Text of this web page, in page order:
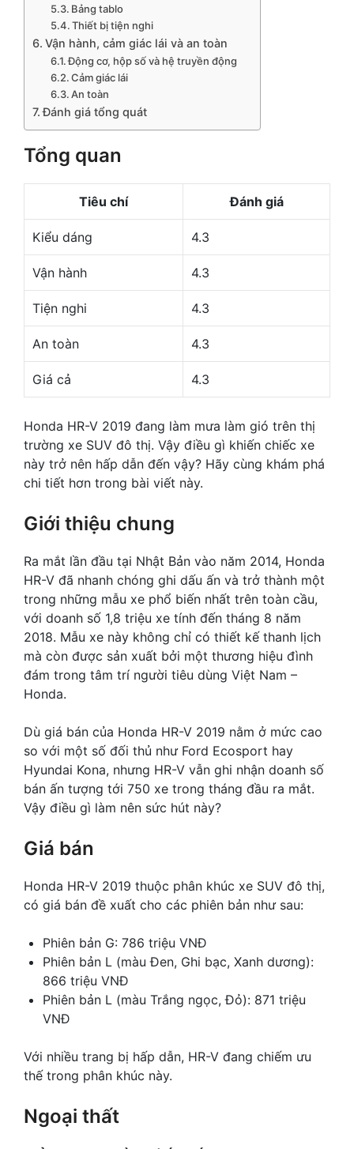
Bảng tablo
Thiết bị tiện nghi
Vận hành, cảm giác lái và an toàn
Động cơ, hộp số và hệ truyền động
Cảm giác lái
An toàn
Đánh giá tổng quát
Tổng quan
Tiêu chí Đánh giá
Kiểu dáng 4.3
Vận hành 4.3
Tiện nghi 4.3
An toàn 4.3
Giá cả 4.3
Honda HR-V 2019 đang làm mưa làm gió trên thị
trường xe SUV đô thị. Vậy điều gì khiến chiếc xe
này trở nên hấp dẫn đến vậy? Hãy cùng khám phá
chi tiết hơn trong bài viết này.
Giới thiệu chung
Ra mắt lần đầu tại Nhật Bản vào năm 2014, Honda
HR-V đã nhanh chóng ghi dấu ấn và trở thành một
trong những mẫu xe phổ biến nhất trên toàn cầu,
với doanh số 1,8 triệu xe tính đến tháng 8 năm
2018. Mẫu xe này không chỉ có thiết kế thanh lịch
mà còn được sản xuất bởi một thương hiệu đình
đám trong tâm trí người tiêu dùng Việt Nam –
Honda.
Dù giá bán của Honda HR-V 2019 nằm ở mức cao
so với một số đối thủ như Ford Ecosport hay
Hyundai Kona, nhưng HR-V vẫn ghi nhận doanh số
bán ấn tượng tới 750 xe trong tháng đầu ra mắt.
Vậy điều gì làm nên sức hút này?
Giá bán
Honda HR-V 2019 thuộc phân khúc xe SUV đô thị,
có giá bán đề xuất cho các phiên bản như sau:
Phiên bản G: 786 triệu VNĐ
Phiên bản L (màu Đen, Ghi bạc, Xanh dương):
866 triệu VNĐ
Phiên bản L (màu Trắng ngọc, Đỏ): 871 triệu
VNĐ
Với nhiều trang bị hấp dẫn, HR-V đang chiếm ưu
thế trong phân khúc này.
Ngoại thất